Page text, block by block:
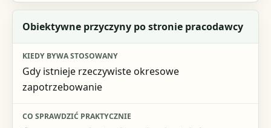
Obiektywne przyczyny po stronie pracodawcy
Gdy istnieje rzeczywiste okresowe
zapotrzebowanie